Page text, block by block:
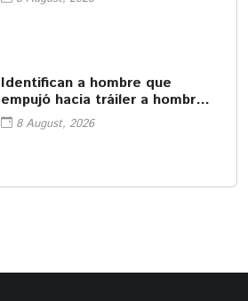
Identifican a hombre que
empujó hacia tráiler a hombre
en Monterrey
8 August, 2026